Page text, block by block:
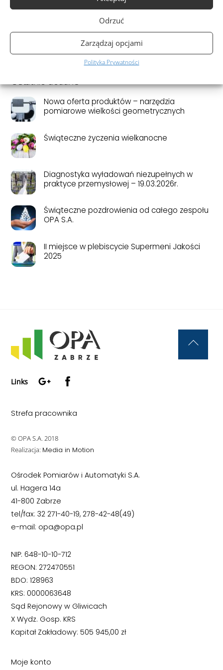
Odrzuć
Zarządzaj opcjami
Polityka Prywatności
UE – realizacje
Ostatnio dodane
Nowa oferta produktów – narzędzia
pomiarowe wielkości geometrycznych
Świąteczne życzenia wielkanocne
Diagnostyka wyładowań niezupełnych w
praktyce przemysłowej – 19.03.2026r.
Świąteczne pozdrowienia od całego zespołu
OPA S.A.
II miejsce w plebiscycie Supermeni Jakości
2025
Links
Google+
Strefa pracownika
© OPA S.A. 2018
Realizacja: Media in Motion
Ośrodek Pomiarów i Automatyki S.A.
ul. Hagera 14a
41-800 Zabrze
tel/fax: 32 271-40-19, 278-42-48(49)
e-mail: opa@opa.pl
NIP: 648-10-10-712
REGON: 272470551
BDO: 128963
KRS: 0000063648
Sąd Rejonowy w Gliwicach
X Wydz. Gosp. KRS
Kapitał Zakładowy: 505 945,00 zł
Moje konto